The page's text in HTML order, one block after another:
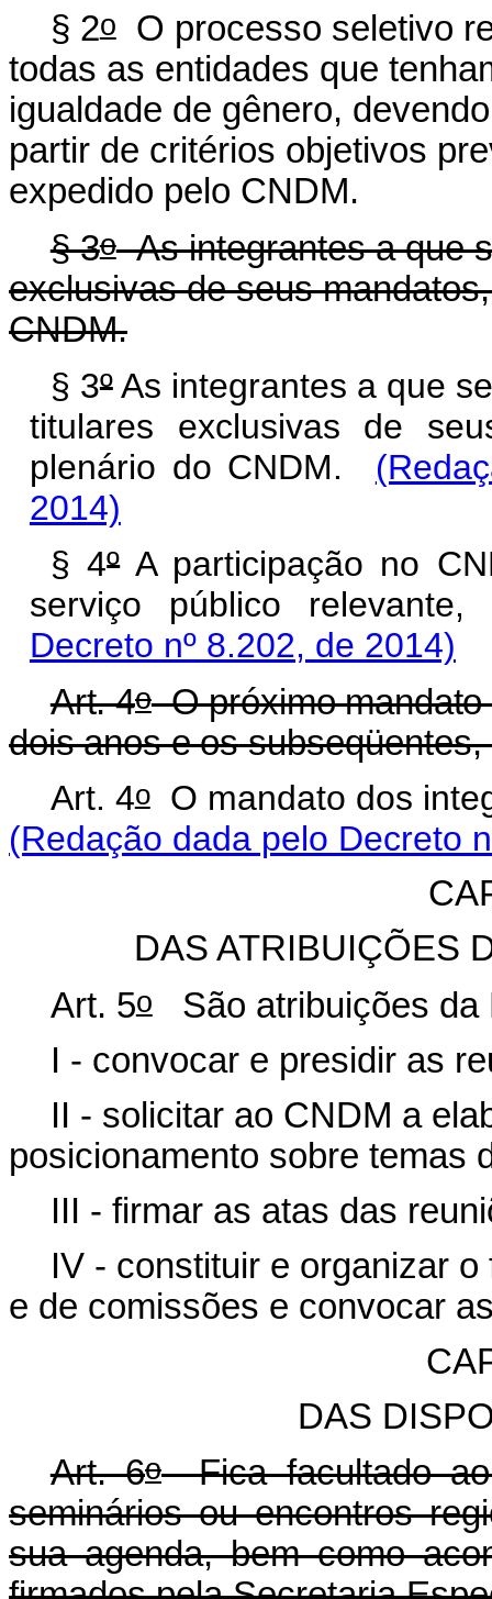
§ 2oO processo seletivo
todas as entidades que
igualdade de gênero,
partir de critérios objetivos
expedido pelo CNDM.
§ 3oAs integrantes a que
exclusivas de seus
CNDM.
§ 3ºAs integrantes a que
titulares exclusivas de
plenário do CNDM.
2014)
§ 4ºA participação no
serviço público
Decreto nº 8.202, de 2014)
Art. 4oO próximo mandato
dois anos e ossubseqüentes,
Art. 4oO mandato dos
(Redação dada pelo Decreto
DAS ATRIBUIÇÕES
Art. 5oSão atribuições da
I - convocar e presidir as
II - solicitar ao CNDM a
posicionamento sobre temas
III - firmar as atas das
IV - constituir e organizar
e de comissões e convocar
DAS
Art. 6oFica facultado ao
seminários ou encontros
sua agenda, bem como